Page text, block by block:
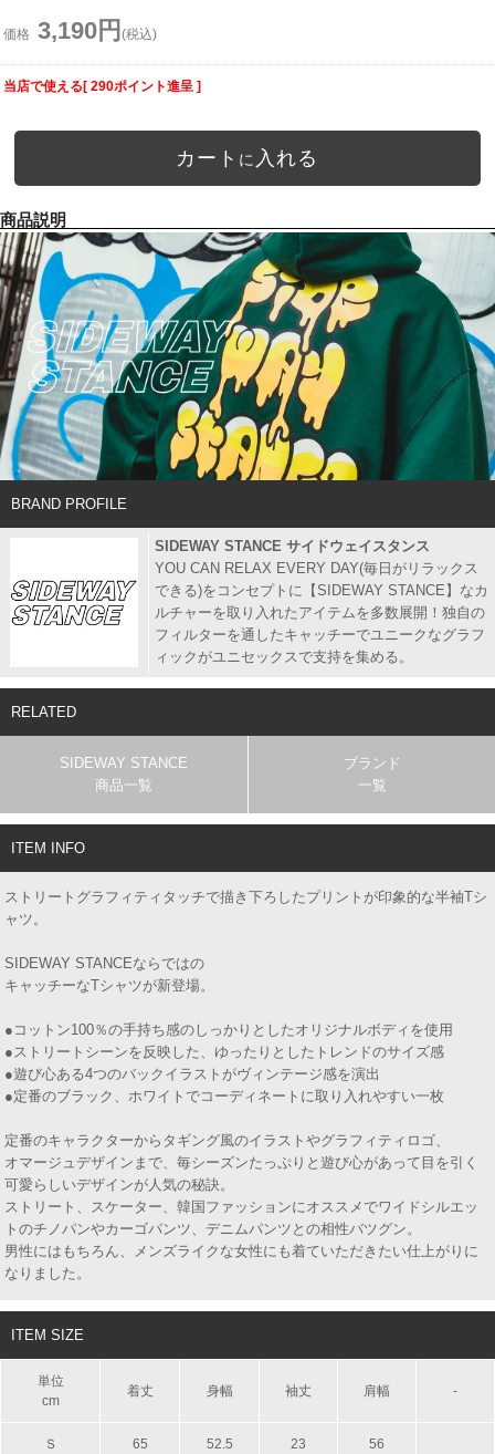
価格 3,190円 (税込)
当店で使える[ 290ポイント進呈 ]
カート に 入れる
商品説明
BRAND PROFILE
SIDEWAY STANCE サイドウェイスタンス
YOU CAN RELAX EVERY DAY(毎日がリラックス
できる)をコンセプトに【SIDEWAY STANCE】なカ
ルチャーを取り入れたアイテムを多数展開！独自の
フィルターを通したキャッチーでユニークなグラフ
ィックがユニセックスで支持を集める。
RELATED
SIDEWAY STANCE
商品一覧
ブランド
一覧
ITEM INFO
ストリートグラフィティタッチで描き下ろしたプリントが印象的な半袖Tシ
ャツ。
SIDEWAY STANCEならではの
キャッチーなTシャツが新登場。
●コットン100％の手持ち感のしっかりとしたオリジナルボディを使用
●ストリートシーンを反映した、ゆったりとしたトレンドのサイズ感
●遊び心ある4つのバックイラストがヴィンテージ感を演出
●定番のブラック、ホワイトでコーディネートに取り入れやすい一枚
定番のキャラクターからタギング風のイラストやグラフィティロゴ、
オマージュデザインまで、毎シーズンたっぷりと遊び心があって目を引く
可愛らしいデザインが人気の秘訣。
ストリート、スケーター、韓国ファッションにオススメでワイドシルエッ
トのチノパンやカーゴパンツ、デニムパンツとの相性バツグン。
男性にはもちろん、メンズライクな女性にも着ていただきたい仕上がりに
なりました。
ITEM SIZE
単位
cm
着丈 身幅 袖丈 肩幅 -
Ｓ 65 52.5 23 56